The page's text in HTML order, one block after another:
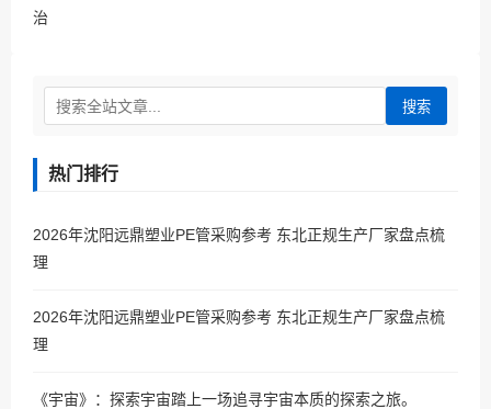
治
搜索
热门排行
2026年沈阳远鼎塑业PE管采购参考 东北正规生产厂家盘点梳
理
2026年沈阳远鼎塑业PE管采购参考 东北正规生产厂家盘点梳
理
《宇宙》：探索宇宙踏上一场追寻宇宙本质的探索之旅。